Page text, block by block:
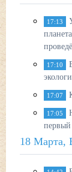
17:13
17:10
17:07
17:05
18 Марта,